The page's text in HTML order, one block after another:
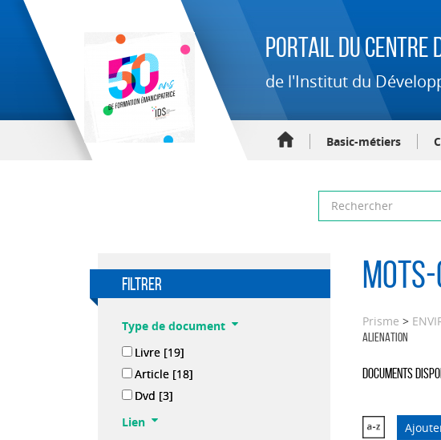
Portail du Centre
de l'Institut du
Basic-métiers
filtrer
Type de document
Livre [19]
Article [18]
Dvd [3]
Lien
Prisme >
ALIENATION
Documents